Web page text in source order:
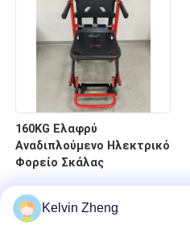
160KG Ελαφρύ
Αναδιπλούμενο Ηλεκτρικό
Φορείο Σκάλας
Kelvin Zheng